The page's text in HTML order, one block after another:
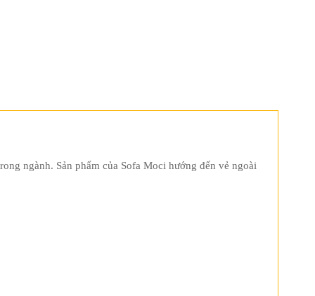
ngành. Sản phẩm của Sofa Moci hướng đến vẻ ngoài